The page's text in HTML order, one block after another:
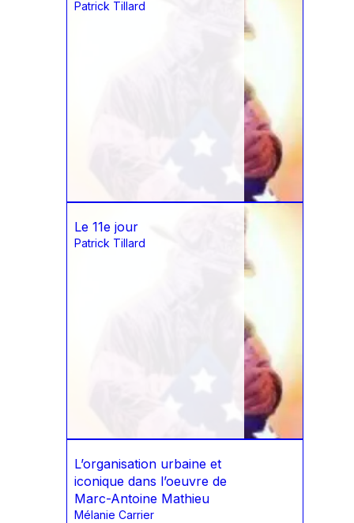
Patrick Tillard
Le 11e jour
Patrick Tillard
L’organisation urbaine et
iconique dans l’oeuvre de
Marc-Antoine Mathieu
Mélanie Carrier